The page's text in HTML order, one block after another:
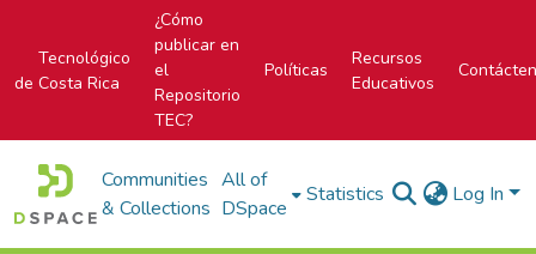
Tecnológico
de Costa Rica
¿Cómo
publicar en
el
Repositorio
TEC?
Políticas
Recursos
Educativos
Communities
& Collections
All of
DSpace
Statistics Log In